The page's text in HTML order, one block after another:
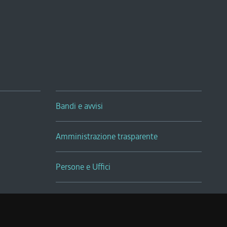
Bandi e avvisi
Amministrazione trasparente
Persone e Uffici
Sala Tiziano Tessitori